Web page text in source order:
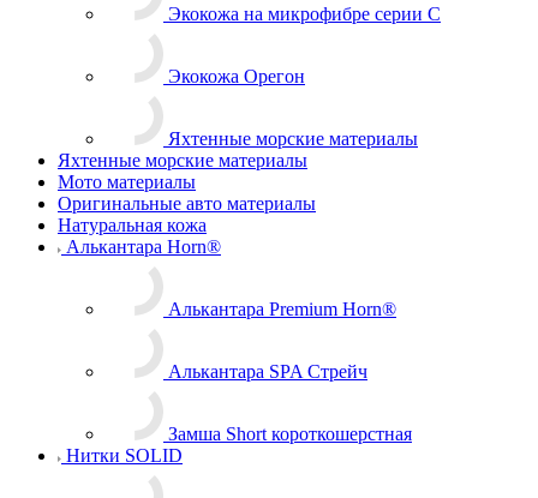
Экокожа на микрофибре серии С
Экокожа Орегон
Яхтенные морские материалы
Яхтенные морские материалы
Мото материалы
Оригинальные авто материалы
Натуральная кожа
Алькантара Horn®
Алькантара Premium Horn®
Алькантара SPA Стрейч
Замша Short короткошерстная
Нитки SOLID